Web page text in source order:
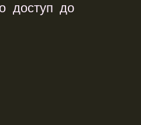
доступ до